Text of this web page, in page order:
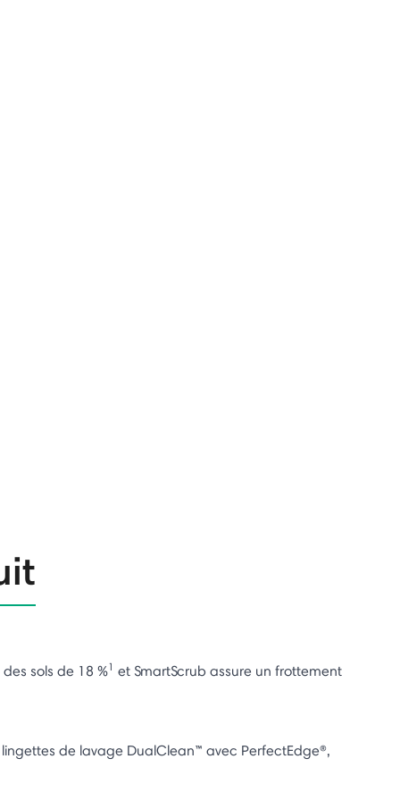
sols de 18 %1 et SmartScrub assure un frottement
lingettes de lavage DualClean™ avec PerfectEdge®,